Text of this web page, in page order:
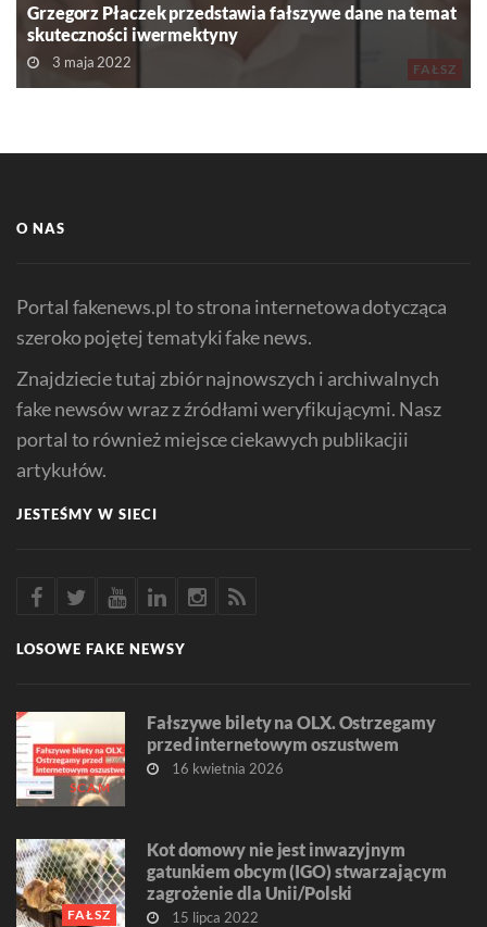
FAŁSZ
Grzegorz Płaczek przedstawia fałszywe dane na temat
skuteczności iwermektyny
3 maja 2022
O NAS
Portal fakenews.pl to strona internetowa dotycząca
szeroko pojętej tematyki fake news.
Znajdziecie tutaj zbiór najnowszych i archiwalnych
fake newsów wraz z źródłami weryfikującymi. Nasz
portal to również miejsce ciekawych publikacjii
artykułów.
JESTEŚMY W SIECI
LOSOWE FAKE NEWSY
SCAM
Fałszywe bilety na OLX. Ostrzegamy
przed internetowym oszustwem
16 kwietnia 2026
FAŁSZ
Kot domowy nie jest inwazyjnym
gatunkiem obcym (IGO) stwarzającym
zagrożenie dla Unii/Polski
15 lipca 2022